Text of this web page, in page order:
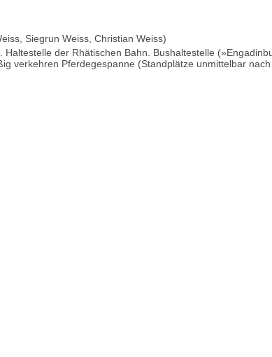
Siegrun Weiss, Christian Weiss)
der Rhätischen Bahn. Bushaltestelle
verkehren Pferdegespanne (Standplätze unmittelbar